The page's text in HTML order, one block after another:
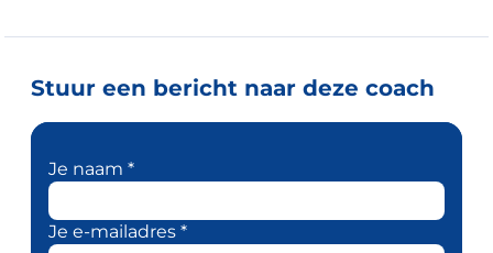
Stuur een bericht naar deze coach
Je naam *
Je e-mailadres *